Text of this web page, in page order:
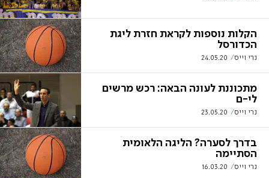
הקלות נוספות לקראת חזרת ליגת
הכדורסל
נרי וייס 24.05.20
מתכוננת לעונה הבאה: רכש מרשים
לי-ם
נרי וייס 23.05.20
בדרך לסערה? הליגה הלאומית
הסתיימה
נרי וייס 16.03.20